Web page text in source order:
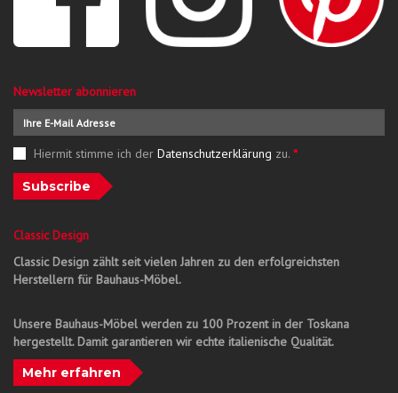
Newsletter abonnieren
Hiermit stimme ich der Datenschutzerklärung zu. *
Subscribe
Classic Design
Classic Design zählt seit vielen Jahren zu den erfolgreichsten
Herstellern für Bauhaus-Möbel.
Unsere Bauhaus-Möbel werden zu 100 Prozent in der Toskana
hergestellt. Damit garantieren wir echte italienische Qualität.
Mehr erfahren